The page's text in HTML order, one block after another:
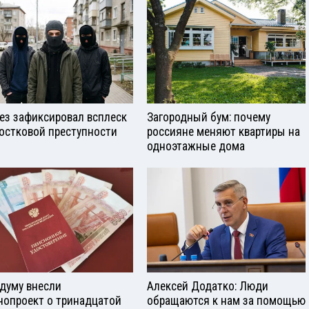
зафиксировал всплеск
преступности
Загородный бум: почему
россияне меняют квартиры на
одноэтажные дома
внесли
о тринадцатой
Алексей Додатко: Люди
обращаются к нам за помощью